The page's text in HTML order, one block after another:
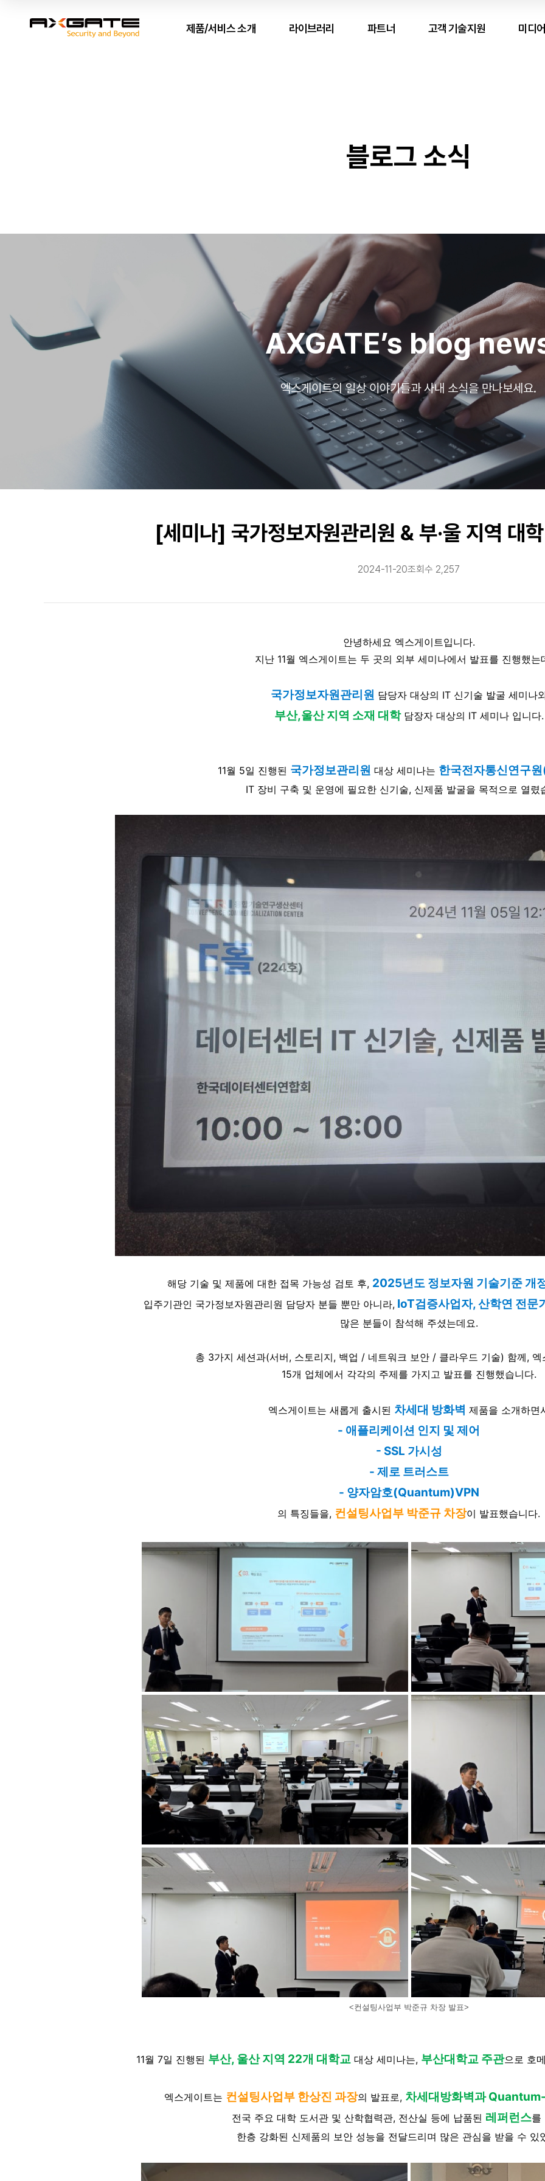
제품/서비스 소개 라이브러리 파트너 고객 기술지원 미디
블로그 소식
AXGATE’s blog
엑스게이트의 일상 이야기들과 사내 소식을 만나보세요.
[세미나] 국가정보자원관리원 & 부·울 지역 대
2024-11-20조회수 2,257
안녕하세요 엑스게이트입니다.​
지난 11월 엑스게이트는 두 곳의 외부 세미나에서 발표를 진행했는
국가정보자원관리원 담당자 대상의 IT 신기술 발굴 세미나
부산,울산 지역 소재 대학담장자 대상의 IT 세미나 입니다.
11월 5일 진행된 국가정보관리원 대상 세미나는 한국전자통신연구
IT 장비 구축 및 운영에 필요한 신기술, 신제품 발굴을 목적으로 열렸
해당 기술 및 제품에 대한 접목 가능성 검토 후, 2025년도 정보자원 기술기준 개
입주기관인 국가정보자원관리원 담당자 분들 뿐만 아니라,IoT검증사업자, 산학연 전문
많은 분들이 참석해 주셨는데요.
총 3가지 세션과(서버, 스토리지, 백업 / 네트워크 보안 / 클라우드 기술) 함께, 엑
15개 업체에서 각각의 주제를 가지고 발표를 진행했습니다.
엑스게이트는 새롭게 출시된 차세대 방화벽 제품을 소개하면
- 애플리케이션 인지 및 제어
- SSL 가시성
- 제로 트러스트
- 양자암호(Quantum)VPN
의 특징들을, 컨설팅사업부 박준규 차장이 발표했습니다.
<컨설팅사업부 박준규 차장 발표>
11월 7일 진행된 부산, 울산 지역 22개 대학교 대상 세미나는, 부산대학교 주관으로 호
엑스게이트는 컨설팅사업부 한상진 과장의 발표로, 차세대방화벽과
전국 주요 대학 도서관 및 산학협력관, 전산실 등에 납품된 레퍼런스를
한층 강화된 신제품의 보안 성능을 전달드리며 많은 관심을 받을 수 있